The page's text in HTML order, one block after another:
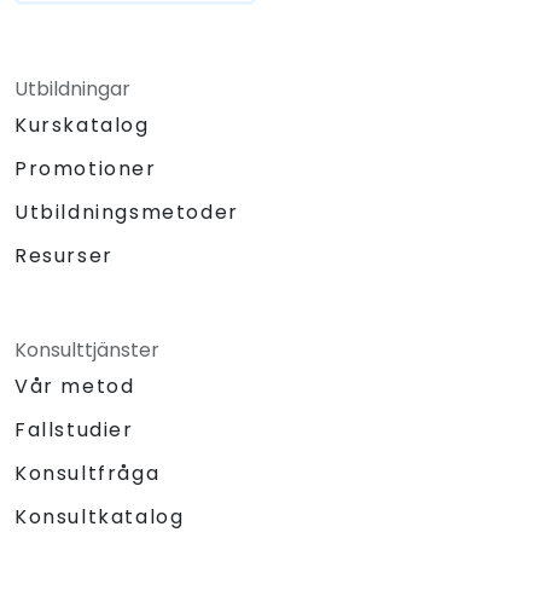
Utbildningar
Kurskatalog
Promotioner
Utbildningsmetoder
Resurser
Konsulttjänster
Vår metod
Fallstudier
Konsultfråga
Konsultkatalog